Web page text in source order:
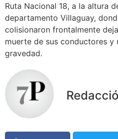
Ruta Nacional 18, a la altura
departamento Villaguay,
colisionaron frontalmente
muerte de sus conductores y
gravedad.